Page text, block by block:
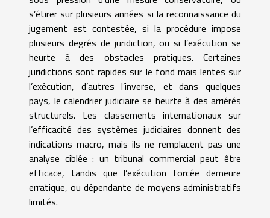
s’étirer sur plusieurs années si la reconnaissance du
jugement est contestée, si la procédure impose
plusieurs degrés de juridiction, ou si l’exécution se
heurte à des obstacles pratiques. Certaines
juridictions sont rapides sur le fond mais lentes sur
l’exécution, d’autres l’inverse, et dans quelques
pays, le calendrier judiciaire se heurte à des arriérés
structurels. Les classements internationaux sur
l’efficacité des systèmes judiciaires donnent des
indications macro, mais ils ne remplacent pas une
analyse ciblée : un tribunal commercial peut être
efficace, tandis que l’exécution forcée demeure
erratique, ou dépendante de moyens administratifs
limités.